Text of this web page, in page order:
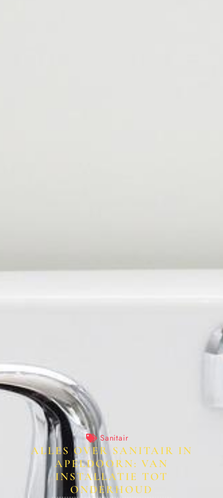
Sanitair
ALLES OVER SANITAIR IN
APELDOORN: VAN
INSTALLATIE TOT
ONDERHOUD